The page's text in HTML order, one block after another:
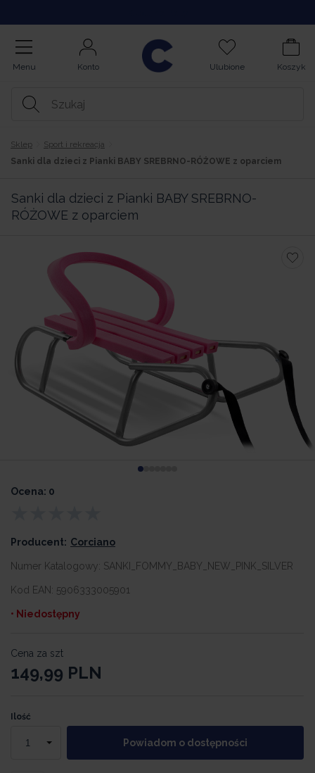
Menu Konto Ulubione Koszyk
Sklep
Sport i rekreacja
Sanki dla dzieci z Pianki BABY SREBRNO-RÓŻOWE z oparciem
Sanki dla dzieci z Pianki BABY SREBRNO-
RÓŻOWE z oparciem
Ocena: 0
Producent: Corciano
Numer Katalogowy: SANKI_FOMMY_BABY_NEW_PINK_SILVER
Kod EAN: 5906333005901
• Niedostępny
Cena za szt
149,99 PLN
Ilość
Powiadom o dostępności